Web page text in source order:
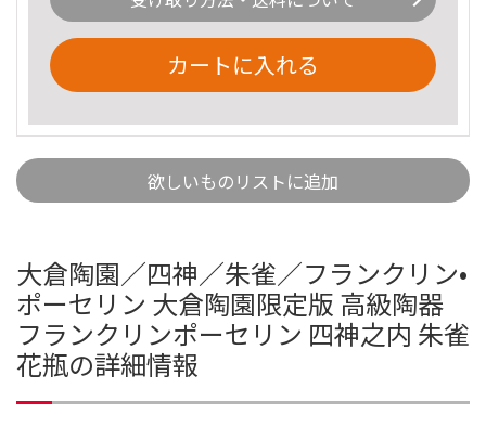
カートに入れる
欲しいものリストに追加
大倉陶園／四神／朱雀／フランクリン•
ポーセリン 大倉陶園限定版 高級陶器
フランクリンポーセリン 四神之内 朱雀
花瓶の詳細情報